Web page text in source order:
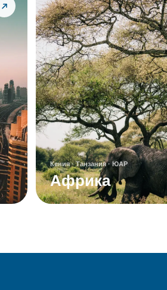
Кения · Танзания · ЮАР
Африка